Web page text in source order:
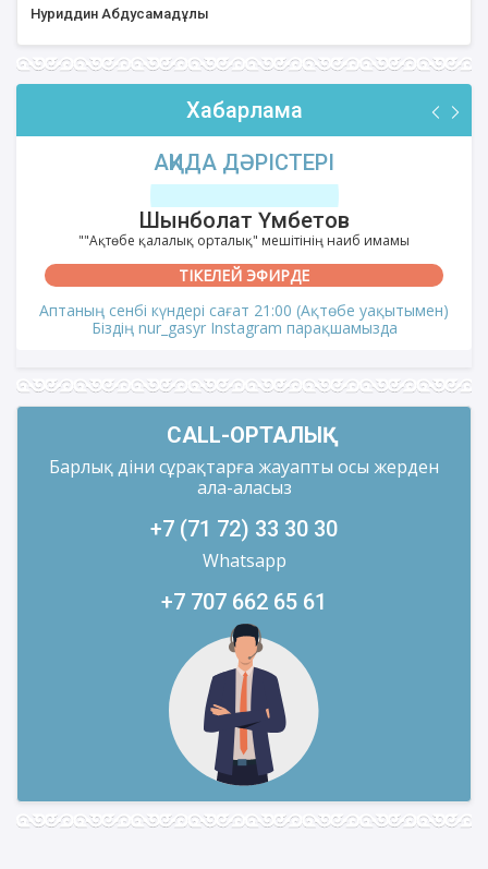
Нуриддин Абдусамадұлы
Хабарлама
АҚИДА ДӘРІСТЕРІ
Шынболат Үмбетов
""Ақтөбе қалалық орталық" мешітінің наиб имамы
ТІКЕЛЕЙ ЭФИРДЕ
Аптаның сенбі күндері сағат 21:00 (Ақтөбе уақытымен)
Біздің nur_gasyr Instagram парақшамызда
CALL-ОРТАЛЫҚ
Барлық діни сұрақтарға жауапты осы жерден
ала-аласыз
+7 (71 72) 33 30 30
Whatsapp
+7 707 662 65 61